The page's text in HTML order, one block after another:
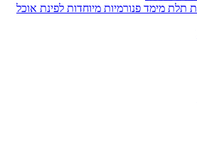
תלת מימד פנורמיות מיוחדות לפינת אוכל